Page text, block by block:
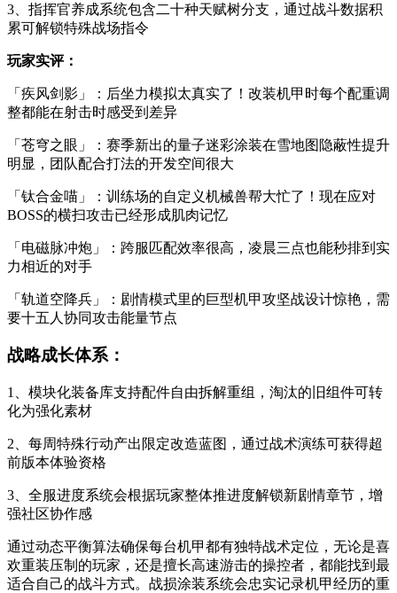
3、指挥官养成系统包含二十种天赋树分支，通过战斗数据积
累可解锁特殊战场指令
玩家实评：
「疾风剑影」：后坐力模拟太真实了！改装机甲时每个配重调
整都能在射击时感受到差异
「苍穹之眼」：赛季新出的量子迷彩涂装在雪地图隐蔽性提升
明显，团队配合打法的开发空间很大
「钛合金喵」：训练场的自定义机械兽帮大忙了！现在应对
BOSS的横扫攻击已经形成肌肉记忆
「电磁脉冲炮」：跨服匹配效率很高，凌晨三点也能秒排到实
力相近的对手
「轨道空降兵」：剧情模式里的巨型机甲攻坚战设计惊艳，需
要十五人协同攻击能量节点
战略成长体系：
1、模块化装备库支持配件自由拆解重组，淘汰的旧组件可转
化为强化素材
2、每周特殊行动产出限定改造蓝图，通过战术演练可获得超
前版本体验资格
3、全服进度系统会根据玩家整体推进度解锁新剧情章节，增
强社区协作感
通过动态平衡算法确保每台机甲都有独特战术定位，无论是喜
欢重装压制的玩家，还是擅长高速游击的操控者，都能找到最
适合自己的战斗方式。战损涂装系统会忠实记录机甲经历的重